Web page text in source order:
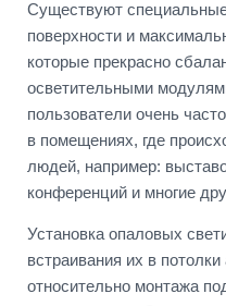
Существуют
поверхности и
которые прекрасно
осветительными
пользователи очень
в помещениях, где
людей, например:
конференций и многие
Установка опаловых
встраивания их в
относительно монтажа